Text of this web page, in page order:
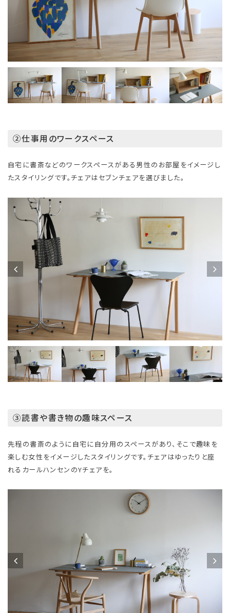
②仕事用のワークスペース
自宅に書斎などのワークスペースがある男性のお部屋をイメージし
たスタイリングです。チェアはセブンチェアを選びました。
③読書や書き物の趣味スペース
先程の書斎のように自宅に自分用のスペースがあり、そこで趣味を
楽しむ女性をイメージしたスタイリングです。チェアはゆったりと座
れるカールハンセンのYチェアを。